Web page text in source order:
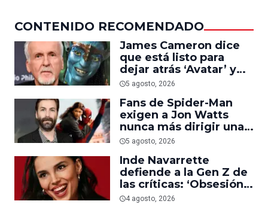
CONTENIDO RECOMENDADO
James Cameron dice
que está listo para
dejar atrás ‘Avatar’ y
trabajar en ‘el último
5 agosto, 2026
Fans de Spider-Man
exigen a Jon Watts
nunca más dirigir una
película del personaje
5 agosto, 2026
Inde Navarrette
defiende a la Gen Z de
las críticas: ‘Obsesión
es prueba de que los
4 agosto, 2026